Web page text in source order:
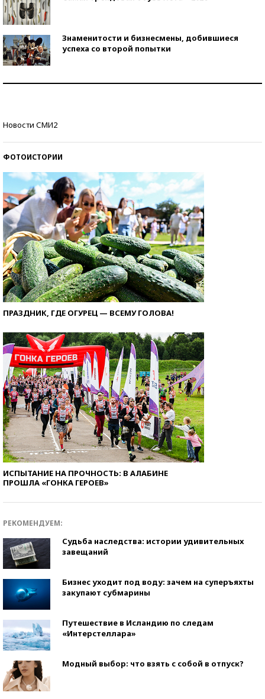
Знаменитости и бизнесмены, добившиеся
успеха со второй попытки
Новости СМИ2
ФОТОИСТОРИИ
ПРАЗДНИК, ГДЕ ОГУРЕЦ — ВСЕМУ ГОЛОВА!
ИСПЫТАНИЕ НА ПРОЧНОСТЬ: В АЛАБИНЕ
ПРОШЛА «ГОНКА ГЕРОЕВ»
РЕКОМЕНДУЕМ:
Судьба наследства: истории удивительных
завещаний
Бизнес уходит под воду: зачем на суперъяхты
закупают субмарины
Путешествие в Исландию по следам
«Интерстеллара»
Модный выбор: что взять с собой в отпуск?